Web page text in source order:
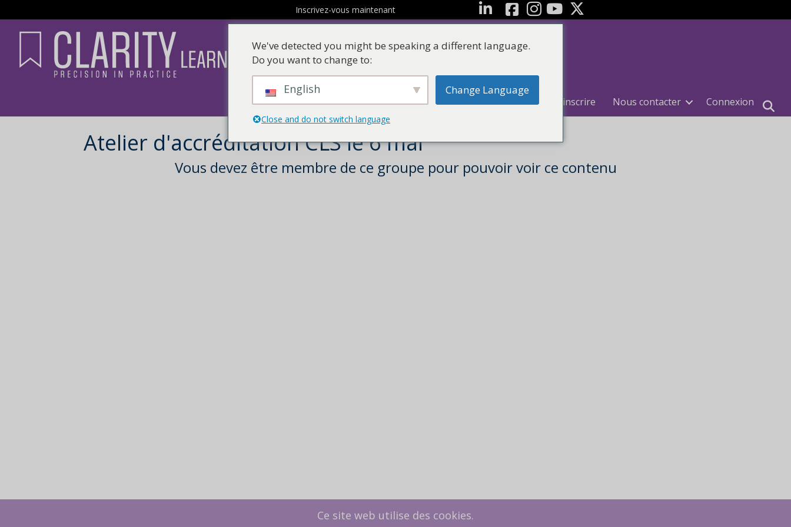
Inscrivez-vous maintenant LinkedInFacebook Youtube
Les ressources Suites d'apprentissage S'inscrire Nous contacter Connexion
Atelier d'accréditation CLS le 6 mai
Vous devez être membre de ce groupe pour pouvoir voir ce contenu
We've detected you might be speaking a different language.
Do you want to change to:
English Change Language
Close and do not switch language
Ce site web utilise des cookies.